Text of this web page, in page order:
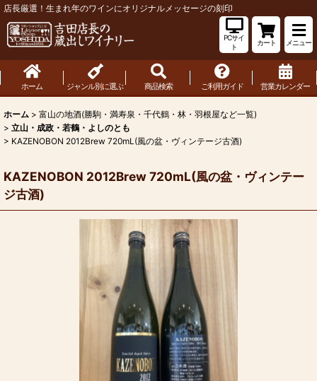
店長厳選！生まれ年のワインにオリジナルメッセージの刻印
PCサイ
ト
カート メニュー
ホーム ジャンル別に選ぶ 商品検索 ご利用ガイド 営業カレンダー
ホーム > 富山の地酒(勝駒・満寿泉・千代鶴・林・羽根屋など一覧)
> 立山・成政・若鶴・よしのとも
> KAZENOBON 2012Brew 720mL(風の盆・ヴィンテージ古酒)
KAZENOBON 2012Brew 720mL(風の盆・ヴィンテー
ジ古酒)